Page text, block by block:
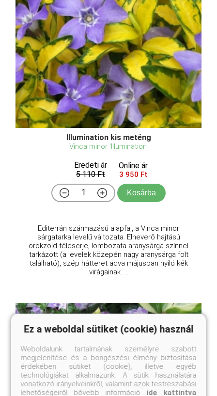
Illumination kis meténg
Vinca minor 'Illumination'
Eredeti ár
5 110 Ft
Online ár
3 950 Ft
Kosárba
Editerrán származású alapfaj, a Vinca minor
sárgatarka levelű változata. Elheverő hajtású
örökzöld félcserje, lombozata aranysárga színnel
tarkázott (a levelek közepén nagy aranysárga folt
található), szép hátteret adva májusban nyíló kék
virágainak. ...
Ez a weboldal sütiket (cookie) használ
Weboldalunk tartalmának személyre szabott
megjelenítése és a böngészési élmény biztosítása
érdekében sütiket (cookie), illetve egyéb
technológiákat alkalmazunk. A sütik használatára
vonatkozó irányelveinkről, valamint azok testreszabási
lehetőségeiről bővebb információ ide kattintva